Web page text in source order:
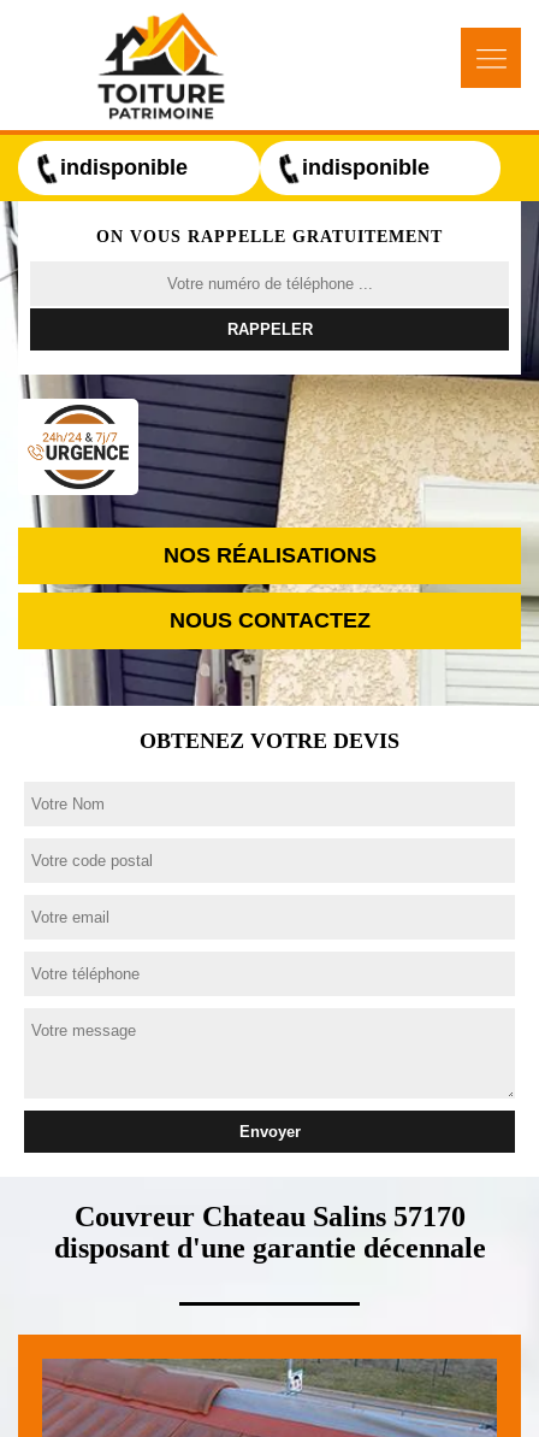
indisponible indisponible
ON VOUS RAPPELLE GRATUITEMENT
NOS RÉALISATIONS
NOUS CONTACTEZ
OBTENEZ VOTRE DEVIS
Couvreur Chateau Salins 57170
disposant d'une garantie décennale